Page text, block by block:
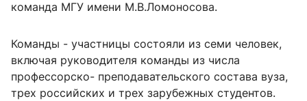
команда МГУ имени М.В.Ломоносова.
Команды - участницы состояли из семи человек,
включая руководителя команды из числа
профессорско- преподавательского состава вуза,
трех российских и трех зарубежных студентов.